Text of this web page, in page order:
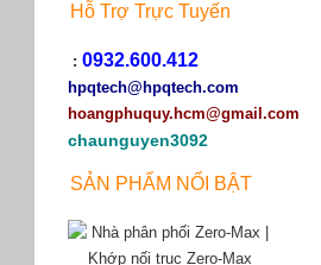
Hỗ Trợ Trực Tuyến
: 0932.600.412
hpqtech@hpqtech.com
hoangphuquy.hcm@gmail.com
chaunguyen3092
SẢN PHẨM NỔI BẬT